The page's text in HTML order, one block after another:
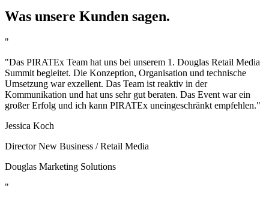
Was unsere Kunden sagen.
"
"Das PIRATEx Team hat uns bei unserem 1. Douglas Retail Media
Summit begleitet. Die Konzeption, Organisation und technische
Umsetzung war exzellent. Das Team ist reaktiv in der
Kommunikation und hat uns sehr gut beraten. Das Event war ein
großer Erfolg und ich kann PIRATEx uneingeschränkt empfehlen."
Jessica Koch
Director New Business / Retail Media
Douglas Marketing Solutions
"